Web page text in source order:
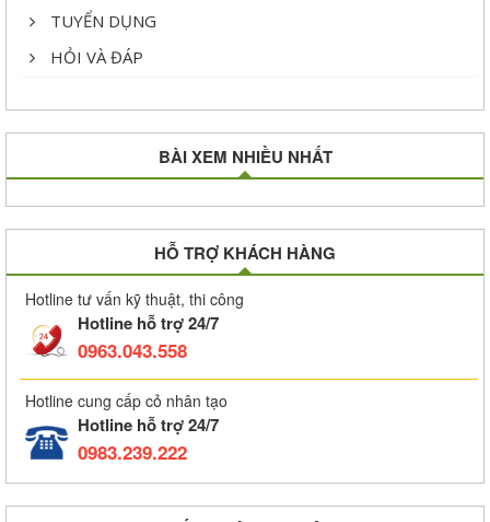
TUYỂN DỤNG
HỎI VÀ ĐÁP
BÀI XEM NHIỀU NHẤT
HỖ TRỢ KHÁCH HÀNG
Hotline tư vấn kỹ thuật, thi công
Hotline hỗ trợ 24/7
0963.043.558
Hotline cung cấp cỏ nhân tạo
Hotline hỗ trợ 24/7
0983.239.222